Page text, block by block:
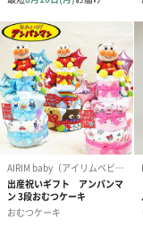
紅茶・コーヒー・ス
紅茶・コーヒー・ス
への＋αにおすすめで